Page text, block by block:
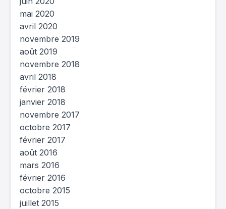
mai 2020
avril 2020
novembre 2019
août 2019
novembre 2018
avril 2018
février 2018
janvier 2018
novembre 2017
octobre 2017
février 2017
août 2016
mars 2016
février 2016
octobre 2015
juillet 2015